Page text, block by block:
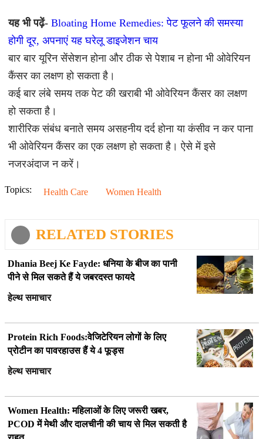
यह भी पढ़ें- Bloating Home Remedies: पेट फूलने की समस्या
होगी दूर, अपनाएं यह घरेलू डाइजेशन चाय
बार बार यूरिन सेंसेशन होना और ठीक से पेशाब न होना भी ओवेरियन
कैंसर का लक्षण हो सकता है।
कई बार लंबे समय तक पेट की खराबी भी ओवेरियन कैंसर का लक्षण
हो सकता है।
शारीरिक संबंध बनाते समय असहनीय दर्द होना या कंसीव न कर पाना
भी ओवेरियन कैंसर का एक लक्षण हो सकता है। ऐसे में इसे
नजरअंदाज न करें।
Topics: Health Care Women Health
RELATED STORIES
Dhania Beej Ke Fayde: धनिया के बीज का पानी
पीने से मिल सकते हैं ये जबरदस्त फायदे
हेल्थ समाचार
Protein Rich Foods:वेजिटेरियन लोगों के लिए
प्रोटीन का पावरहाउस हैं ये 4 फूड्स
हेल्थ समाचार
Women Health: महिलाओं के लिए जरूरी खबर,
PCOD में मेथी और दालचीनी की चाय से मिल सकती है